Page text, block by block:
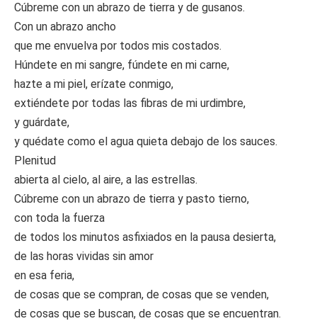
Cúbreme con un abrazo de tierra y de gusanos.
Con un abrazo ancho
que me envuelva por todos mis costados.
Húndete en mi sangre, fúndete en mi carne,
hazte a mi piel, erízate conmigo,
extiéndete por todas las fibras de mi urdimbre,
y guárdate,
y quédate como el agua quieta debajo de los sauces.
Plenitud
abierta al cielo, al aire, a las estrellas.
Cúbreme con un abrazo de tierra y pasto tierno,
con toda la fuerza
de todos los minutos asfixiados en la pausa desierta,
de las horas vividas sin amor
en esa feria,
de cosas que se compran, de cosas que se venden,
de cosas que se buscan, de cosas que se encuentran.